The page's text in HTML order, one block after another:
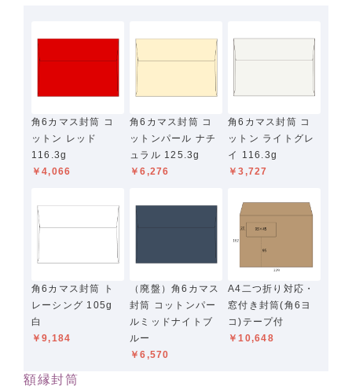
角6カマス封筒 コ
ットン レッド
116.3g
￥4,066
角6カマス封筒 コ
ットンパール ナチ
ュラル 125.3g
￥6,276
角6カマス封筒 コ
ットン ライトグレ
イ 116.3g
￥3,727
角6カマス封筒 ト
レーシング 105g
白
￥9,184
（廃盤）角6カマス
封筒 コットンパー
ルミッドナイトブ
ルー
￥6,570
A4二つ折り対応・
窓付き封筒(角6ヨ
コ)テープ付
￥10,648
額縁封筒